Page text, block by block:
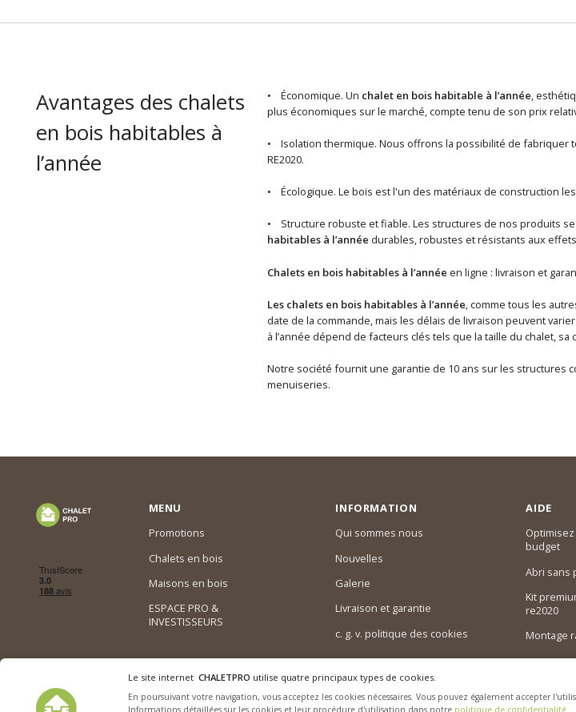
Avantages des chalets
en bois habitables à
l’année
• Économique. Un chalet en bois habitable à l’année,
plus économiques sur le marché, compte tenu de son prix
• Isolation thermique. Nous offrons la possibilité de fabriquer
RE2020.
• Écologique. Le bois est l'un des matériaux de construction
• Structure robuste et fiable. Les structures de nos produits
habitables à l’année durables, robustes et résistants aux
Chalets en bois habitables à l’année en ligne : livraison et
Les chalets en bois habitables à l’année, comme tous les
date de la commande, mais les délais de livraison peuvent
à l’année dépend de facteurs clés tels que la taille du chalet,
Notre société fournit une garantie de 10 ans sur les structures
menuiseries.
MENU
Promotions
Chalets en bois
Maisons en bois
ESPACE PRO &
INVESTISSEURS
INFORMATION
Qui sommes nous
Nouvelles
Galerie
Livraison et garantie
c. g. v. politique des cookies
AIDE
budget
Abri sans
Kit
re2020
Montage
Le site internet CHALETPRO utilise quatre principaux types de cookies.
En poursuivant votre navigation, vous acceptez les cookies nécessaires. Vous pouvez également accepter
Informations détaillées sur les cookies et leur procédure d'utilisation dans notre politique de confidentialité.